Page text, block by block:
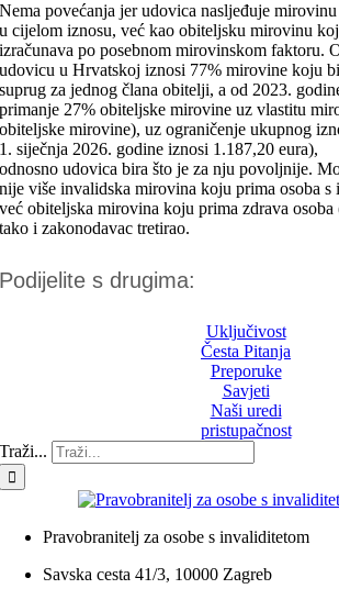
Nema povećanja jerudovica nasljeđuje
u cijelom iznosu, već kao obiteljsku mirovinu
izračunava poposebnommirovinskom faktoru.
udovicu u Hrvatskoj iznosi 77% mirovine koju
suprug za jednog člana obitelji, a od 2023.
primanje 27% obiteljske mirovine uz vlastitu
obiteljske mirovine), uz ograničenje ukupnog
1. siječnja 2026. godine iznosi 1.187,20 eura),
odnosnoudovica birašto je zanju povoljnije.
nije više invalidska mirovina koju prima osoba
već obiteljska mirovina koju prima zdrava osoba
tako i zakonodavac tretirao.
Podijelite s drugima:
Uključivost
Česta Pitanja
Preporuke
Savjeti
Naši uredi
pristupačnost
Traži...
Pravobranitelj za osobe s invaliditetom
Savska cesta 41/3, 10000 Zagreb